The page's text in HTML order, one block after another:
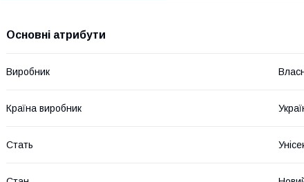
Основні атрибути
Виробник
Країна виробник
Стать